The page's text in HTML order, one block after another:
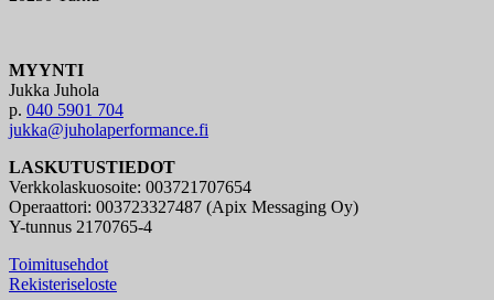
MYYNTI
Jukka Juhola
p. 040 5901 704
jukka@juholaperformance.fi
LASKUTUSTIEDOT
Verkkolaskuosoite: 003721707654
Operaattori: 003723327487 (Apix Messaging Oy)
Y-tunnus 2170765-4
Toimitusehdot
Rekisteriseloste